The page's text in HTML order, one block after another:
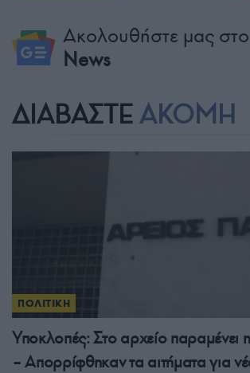
Ακολουθήστε μας στο
News
ΔΙΑΒΑΣΤΕ ΑΚΟΜΗ
ΠΟΛΙΤΙΚΗ
Υποκλοπές: Στο αρχείο παραμένει
– Απορρίφθηκαν τα αιτήματα για